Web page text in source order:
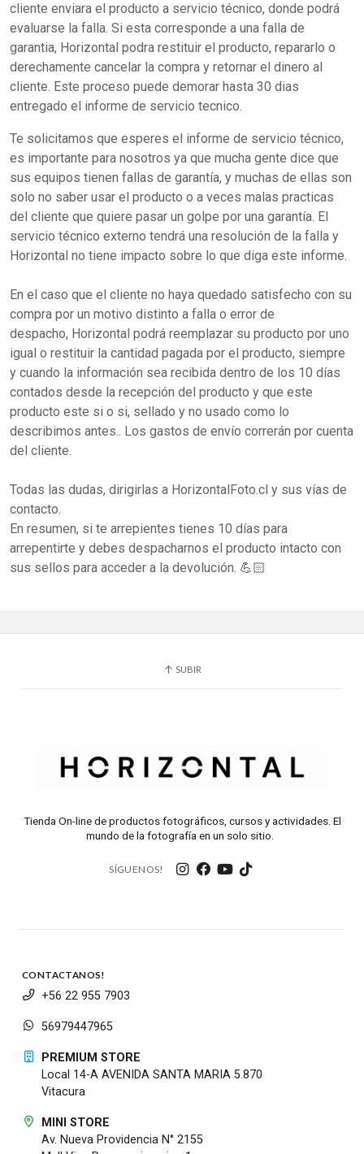
cliente enviara el producto a servicio técnico, donde podrá
evaluarse la falla. Si esta corresponde a una falla de
garantia, Horizontal podra restituir el producto, repararlo o
derechamente cancelar la compra y retornar el dinero al
cliente. Este proceso puede demorar hasta 30 dias
entregado el informe de servicio tecnico.
Te solicitamos que esperes el informe de servicio técnico,
es importante para nosotros ya que mucha gente dice que
sus equipos tienen fallas de garantía, y muchas de ellas son
solo no saber usar el producto o a veces malas practicas
del cliente que quiere pasar un golpe por una garantía. El
servicio técnico externo tendrá una resolución de la falla y
Horizontal no tiene impacto sobre lo que diga este informe.
En el caso que el cliente no haya quedado satisfecho con su
compra por un motivo distinto a falla o error de
despacho, Horizontal podrá reemplazar su producto por uno
igual o restituir la cantidad pagada por el producto, siempre
y cuando la información sea recibida dentro de los 10 días
contados desde la recepción del producto y que este
producto este si o si, sellado y no usado como lo
describimos antes.. Los gastos de envío correrán por cuenta
del cliente.
Todas las dudas, dirigirlas a HorizontalFoto.cl y sus vías de
contacto.
En resumen, si te arrepientes tienes 10 días para
arrepentirte y debes despacharnos el producto intacto con
sus sellos para acceder a la devolución. 💪🏻
SUBIR
Tienda On-line de productos fotográficos, cursos y actividades. El
mundo de la fotografía en un solo sitio.
SÍGUENOS!
CONTACTANOS!
+56 22 955 7903
56979447965
PREMIUM STORE
Local 14-A AVENIDA SANTA MARIA 5.870
Vitacura
MINI STORE
Av. Nueva Providencia N° 2155